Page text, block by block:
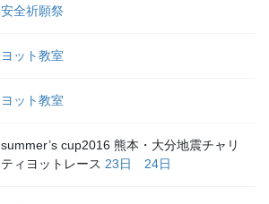
安全祈願祭
ヨット教室
ヨット教室
summer’s cup2016 熊本・大分地震チャリ
ティヨットレース 23日 24日